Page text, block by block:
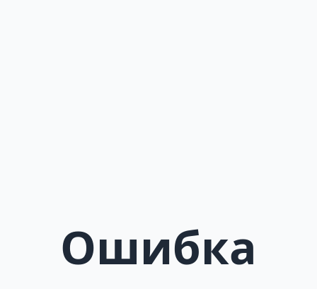
Ошибка